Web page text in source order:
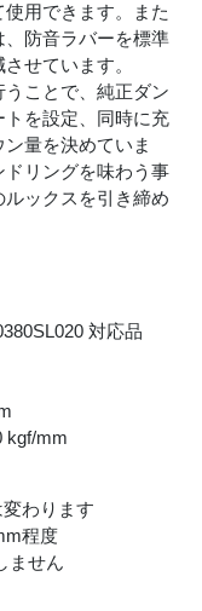
用できます。また
防音ラバーを標準
せています。
ことで、純正ダン
を設定、同時に充
量を決めていま
リングを味わう事
ックスを引き締め
対応品
mm
わります
程度
ません